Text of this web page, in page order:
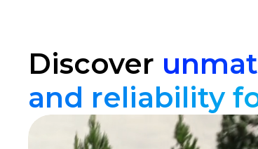
Discover
and reliability